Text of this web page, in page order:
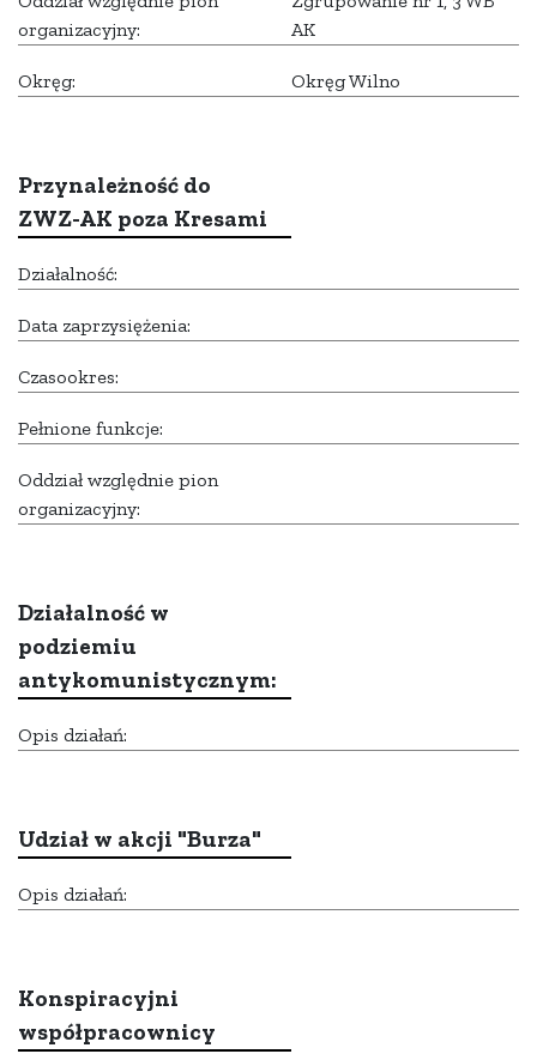
organizacyjny:
AK
Okręg: Okręg Wilno
Przynależność do
ZWZ-AK poza Kresami
Działalność:
Data zaprzysiężenia:
Czasookres:
Pełnione funkcje:
Oddział względnie pion
organizacyjny:
Działalność w
podziemiu
antykomunistycznym:
Opis działań:
Udział w akcji "Burza"
Opis działań:
Konspiracyjni
współpracownicy